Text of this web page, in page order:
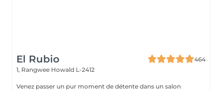
El Rubio
464
1, Rangwee Howald L-2412
Venez passer un pur moment de détente dans un salon